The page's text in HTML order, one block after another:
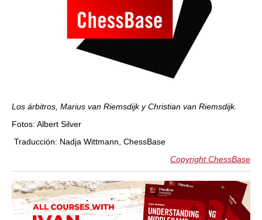
Los árbitros, Marius van Riemsdijk y Christian van Riemsdijk.
Fotos: Albert Silver
Traducción: Nadja Wittmann, ChessBase
Copyright ChessBase